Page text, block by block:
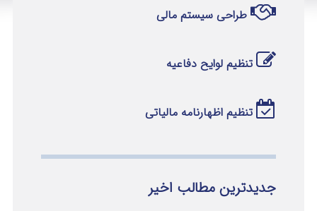
طراحی سیستم مالی
تنظیم لوایح دفاعیه
تنظیم اظهارنامه مالیاتی
جدیدترین مطالب اخیر